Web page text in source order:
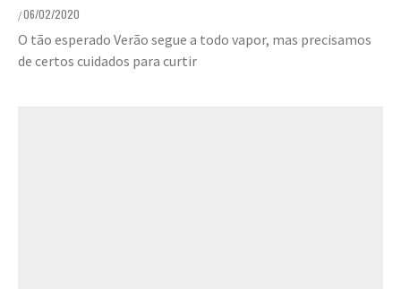
/06/02/2020
O tão esperado Verão segue a todo vapor, mas precisamos
de certos cuidados para curtir